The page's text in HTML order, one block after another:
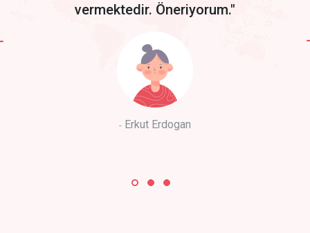
vermektedir. Öneriyorum."
Erkut Erdogan